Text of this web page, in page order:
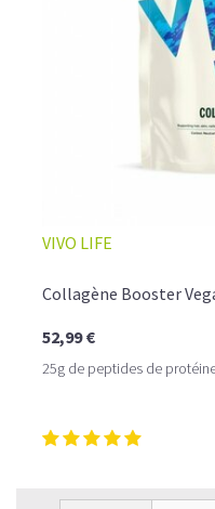
Une énergie
qui vous accompagne
Pour ceux qui veulent
glacé, sans se sentir
🍯 CAFÉ FRAPPÉ AU
VIVO LIFE
Collagène Booster
52,99 €
25g de peptides de